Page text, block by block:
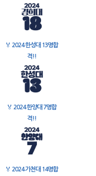
🏅 2024 한성대 13명합
격!!
🏅 2024 한양대 7명합
격!!
🏅 2024 가천대 14명합